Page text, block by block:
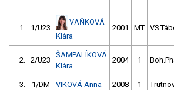
1. 1/U23
VAŇKOVÁ
Klára
2001 MT VS
2. 2/U23
ŠAMPALÍKOVÁ
Klára
2004 1
3. 1/DM VIKOVÁ Anna 2008 1